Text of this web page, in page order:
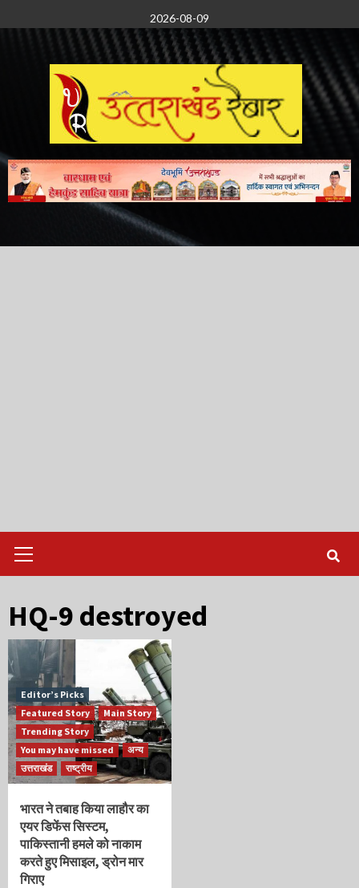
to
2026-08-09
Menu
HQ-9 destroyed
Editor’s Picks
Featured Story
Main Story
Trending Story
You may have missed
अन्य
उत्तराखंड
राष्ट्रीय
भारत ने तबाह किया लाहौर का
एयर डिफेंस सिस्टम,
पाकिस्तानी हमले को नाकाम
करते हुए मिसाइल, ड्रोन मार
गिराए